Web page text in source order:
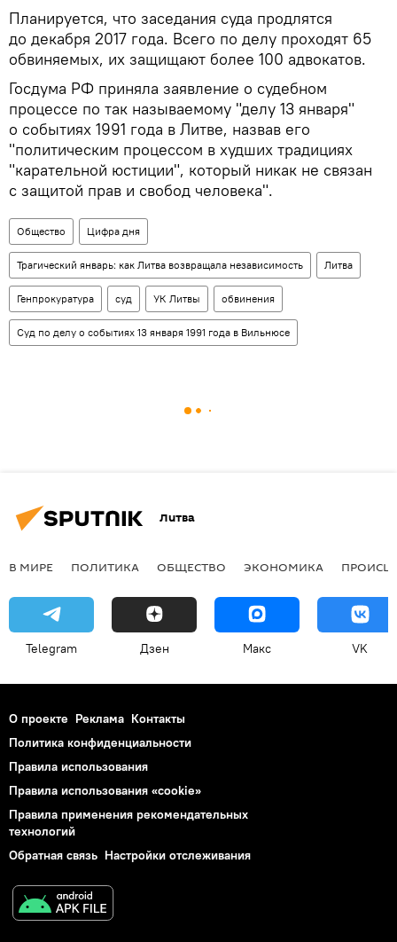
Планируется, что заседания суда продлятся
до декабря 2017 года. Всего по делу проходят 65
обвиняемых, их защищают более 100 адвокатов.
Госдума РФ приняла заявление о судебном
процессе по так называемому "делу 13 января"
о событиях 1991 года в Литве, назвав его
"политическим процессом в худших традициях
"карательной юстиции", который никак не связан
с защитой прав и свобод человека".
Общество Цифра дня
Трагический январь: как Литва возвращала независимость Литва
Генпрокуратура суд УК Литвы обвинения
Суд по делу о событиях 13 января 1991 года в Вильнюсе
Литва
В МИРЕ ПОЛИТИКА ОБЩЕСТВО ЭКОНОМИКА
Telegram Дзен Макс VK
О проекте Реклама Контакты
Политика конфиденциальности
Правила использования
Правила использования «cookie»
Правила применения рекомендательных
технологий
Обратная связь Настройки отслеживания